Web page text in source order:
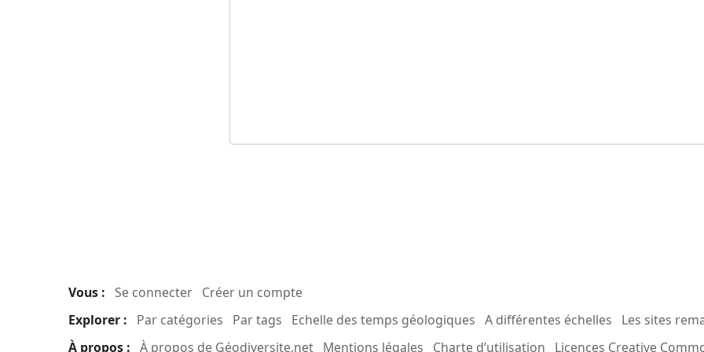
Vous : Se connecter Créer un compte
Explorer :
Par catégories Par tags Echelle des temps géologiques A différentes échelles
Les sites
À propos : À propos de Géodiversite.net Mentions légales Charte d’utilisation Licences Creative